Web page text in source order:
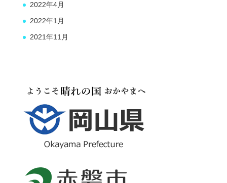
2022年4月
2022年1月
2021年11月